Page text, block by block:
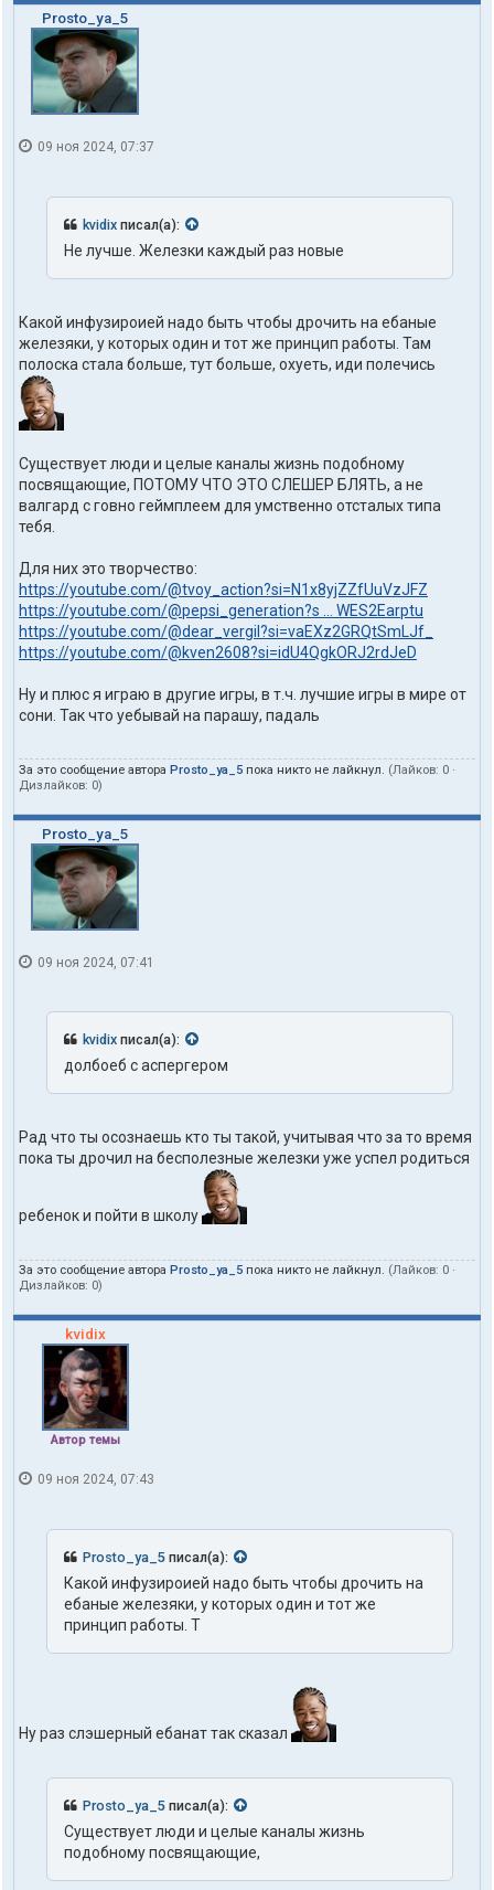
Prosto_ya_5
09 ноя 2024, 07:37
kvidix писал(а):
Не лучше. Железки каждый раз новые
Какой инфузироией надо быть чтобы дрочить на ебаные
железяки, у которых один и тот же принцип работы. Там
полоска стала больше, тут больше, охуеть, иди полечись
Существует люди и целые каналы жизнь подобному
посвящающие, ПОТОМУ ЧТО ЭТО СЛЕШЕР БЛЯТЬ, а не
валгард с говно геймплеем для умственно отсталых типа
тебя.
Для них это творчество:
https://youtube.com/@tvoy_action?si=N1x8yjZZfUuVzJFZ
https://youtube.com/@pepsi_generation?s ... WES2Earptu
https://youtube.com/@dear_vergil?si=vaEXz2GRQtSmLJf_
https://youtube.com/@kven2608?si=idU4QgkORJ2rdJeD
Ну и плюс я играю в другие игры, в т.ч. лучшие игры в мире от
сони. Так что уебывай на парашу, падаль
За это сообщение автора Prosto_ya_5 пока никто не лайкнул. (Лайков: 0 ·
Дизлайков: 0)
Prosto_ya_5
09 ноя 2024, 07:41
kvidix писал(а):
долбоеб с аспергером
Рад что ты осознаешь кто ты такой, учитывая что за то время
пока ты дрочил на бесполезные железки уже успел родиться
ребенок и пойти в школу
За это сообщение автора Prosto_ya_5 пока никто не лайкнул. (Лайков: 0 ·
Дизлайков: 0)
kvidix
Автор темы
09 ноя 2024, 07:43
Prosto_ya_5 писал(а):
Какой инфузироией надо быть чтобы дрочить на
ебаные железяки, у которых один и тот же
принцип работы. Т
Ну раз слэшерный ебанат так сказал
Prosto_ya_5 писал(а):
Существует люди и целые каналы жизнь
подобному посвящающие,